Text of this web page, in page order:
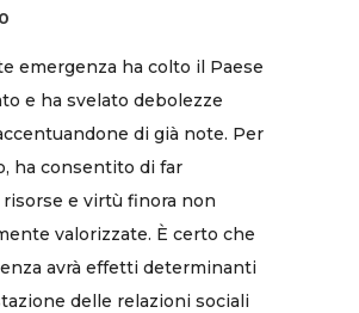
emergenza ha colto il Paese
e ha svelato debolezze
di già note. Per
ha consentito di far
e virtù finora non
valorizzate. È certo che
avrà effetti determinanti
delle relazioni sociali